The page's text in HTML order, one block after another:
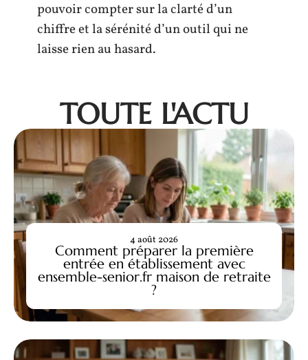
pouvoir compter sur la clarté d’un
chiffre et la sérénité d’un outil qui ne
laisse rien au hasard.
TOUTE L'ACTU
Comment préparer la première
entrée en établissement avec
ensemble-senior.fr maison de retraite
?
4 août 2026